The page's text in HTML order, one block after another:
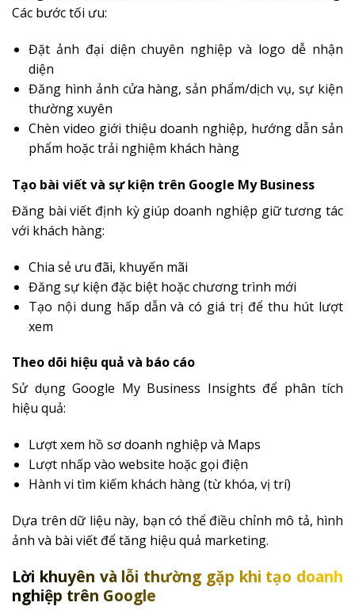
Các bước tối ưu:
Đặt ảnh đại diện chuyên nghiệp và logo dễ nhận
diện
Đăng hình ảnh cửa hàng, sản phẩm/dịch vụ, sự kiện
thường xuyên
Chèn video giới thiệu doanh nghiệp, hướng dẫn sản
phẩm hoặc trải nghiệm khách hàng
Tạo bài viết và sự kiện trên Google My Business
Đăng bài viết định kỳ giúp doanh nghiệp giữ tương tác
với khách hàng:
Chia sẻ ưu đãi, khuyến mãi
Đăng sự kiện đặc biệt hoặc chương trình mới
Tạo nội dung hấp dẫn và có giá trị để thu hút lượt
xem
Theo dõi hiệu quả và báo cáo
Sử dụng Google My Business Insights để phân tích
hiệu quả:
Lượt xem hồ sơ doanh nghiệp và Maps
Lượt nhấp vào website hoặc gọi điện
Hành vi tìm kiếm khách hàng (từ khóa, vị trí)
Dựa trên dữ liệu này, bạn có thể điều chỉnh mô tả, hình
ảnh và bài viết để tăng hiệu quả marketing.
Lời khuyên và lỗi thường gặp khi tạo doanh
nghiệp trên Google